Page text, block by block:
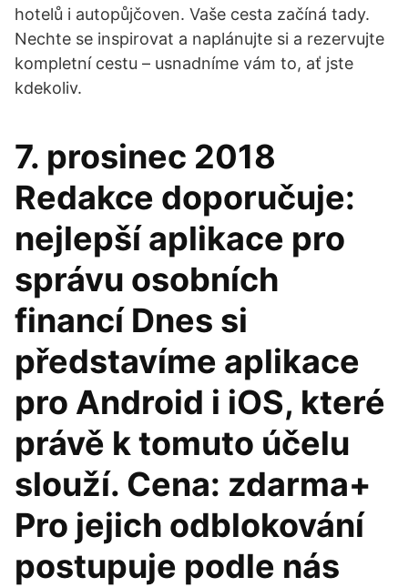
hotelů i autopůjčoven. Vaše cesta začíná tady.
Nechte se inspirovat a naplánujte si a rezervujte
kompletní cestu – usnadníme vám to, ať jste
kdekoliv.
7. prosinec 2018
Redakce doporučuje:
nejlepší aplikace pro
správu osobních
financí Dnes si
představíme aplikace
pro Android i iOS, které
právě k tomuto účelu
slouží. Cena: zdarma+
Pro jejich odblokování
postupuje podle nás